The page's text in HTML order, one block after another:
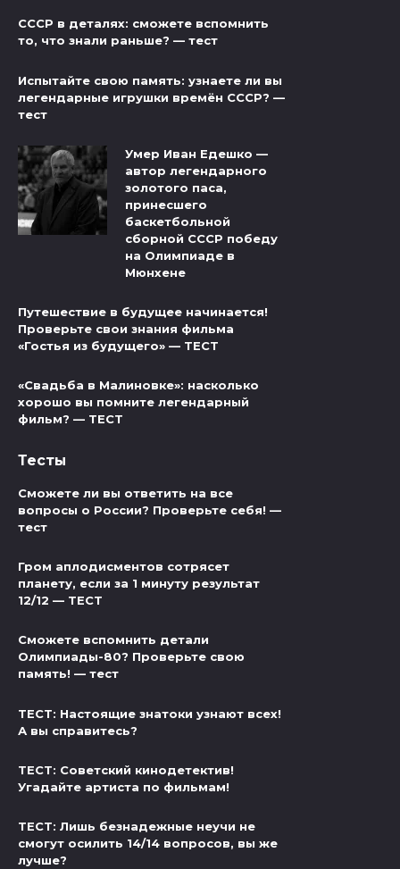
СССР в деталях: сможете вспомнить
то, что знали раньше? — тест
Испытайте свою память: узнаете ли вы
легендарные игрушки времён СССР? —
тест
Умер Иван Едешко —
автор легендарного
золотого паса,
принесшего
баскетбольной
сборной СССР победу
на Олимпиаде в
Мюнхене
Путешествие в будущее начинается!
Проверьте свои знания фильма
«Гостья из будущего» — ТЕСТ
«Свадьба в Малиновке»: насколько
хорошо вы помните легендарный
фильм? — ТЕСТ
Тесты
Сможете ли вы ответить на все
вопросы о России? Проверьте себя! —
тест
Гром аплодисментов сотрясет
планету, если за 1 минуту результат
12/12 — ТЕСТ
Сможете вспомнить детали
Олимпиады-80? Проверьте свою
память! — тест
ТЕСТ: Настоящие знатоки узнают всех!
А вы справитесь?
ТЕСТ: Советский кинодетектив!
Угадайте артиста по фильмам!
ТЕСТ: Лишь безнадежные неучи не
смогут осилить 14/14 вопросов, вы же
лучше?